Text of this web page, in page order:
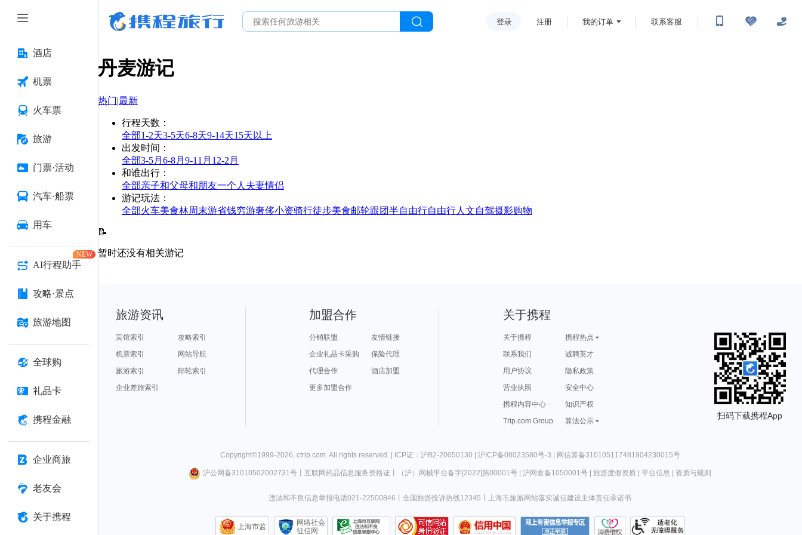
酒店
机票
火车票
旅游
门票·活动
汽车·船票
用车
AI行程助手
NEW
攻略·景点
旅游地图
全球购
礼品卡
携程金融
企业商旅
老友会
关于携程
登录 注册 我的订单 联系客服
丹麦游记
热门|最新
行程天数 ：
全部1-2天3-5天6-8天9-14天15天以上
出发时间 ：
全部3-5月 6-8月 9-11月 12-2月
和谁出行 ：
全部亲子和父母和朋友一个人 夫妻情侣
游记玩法 ：
全部火车美食林周末游省钱穷游奢侈小资骑行徒步美食邮轮跟团半自由行自由行人文自驾摄影购物
📝
暂时还没有相关游记
旅游资讯
宾馆索引
攻略索引
机票索引
网站导航
旅游索引
邮轮索引
企业差旅索引
加盟合作
分销联盟
友情链接
企业礼品卡采购
保险代理
代理合作
酒店加盟
更多加盟合作
关于携程
关于携程
携程热点
联系我们
诚聘英才
用户协议
隐私政策
营业执照
安全中心
携程内容中心
知识产权
Trip.com Group
算法公示
扫码下载携程App
Copyright©1999-2026, ctrip.com. All rights reserved. | ICP证：沪B2-20050130 | 沪ICP备08023580号-3 | 网信算备310105117481904230015号
沪公网备31010502002731号丨 互联网药品信息服务资格证 （沪）网械平台备字[2022]第00001号| 沪网食备1050001号| 旅游度假资质| 平台信息 资质与规则
违法和不良信息举报电话021-22500846 全国旅游投诉热线12345 上海市旅游网站落实诚信建设主体责任承诺书
上海市监
网络社会
征信网